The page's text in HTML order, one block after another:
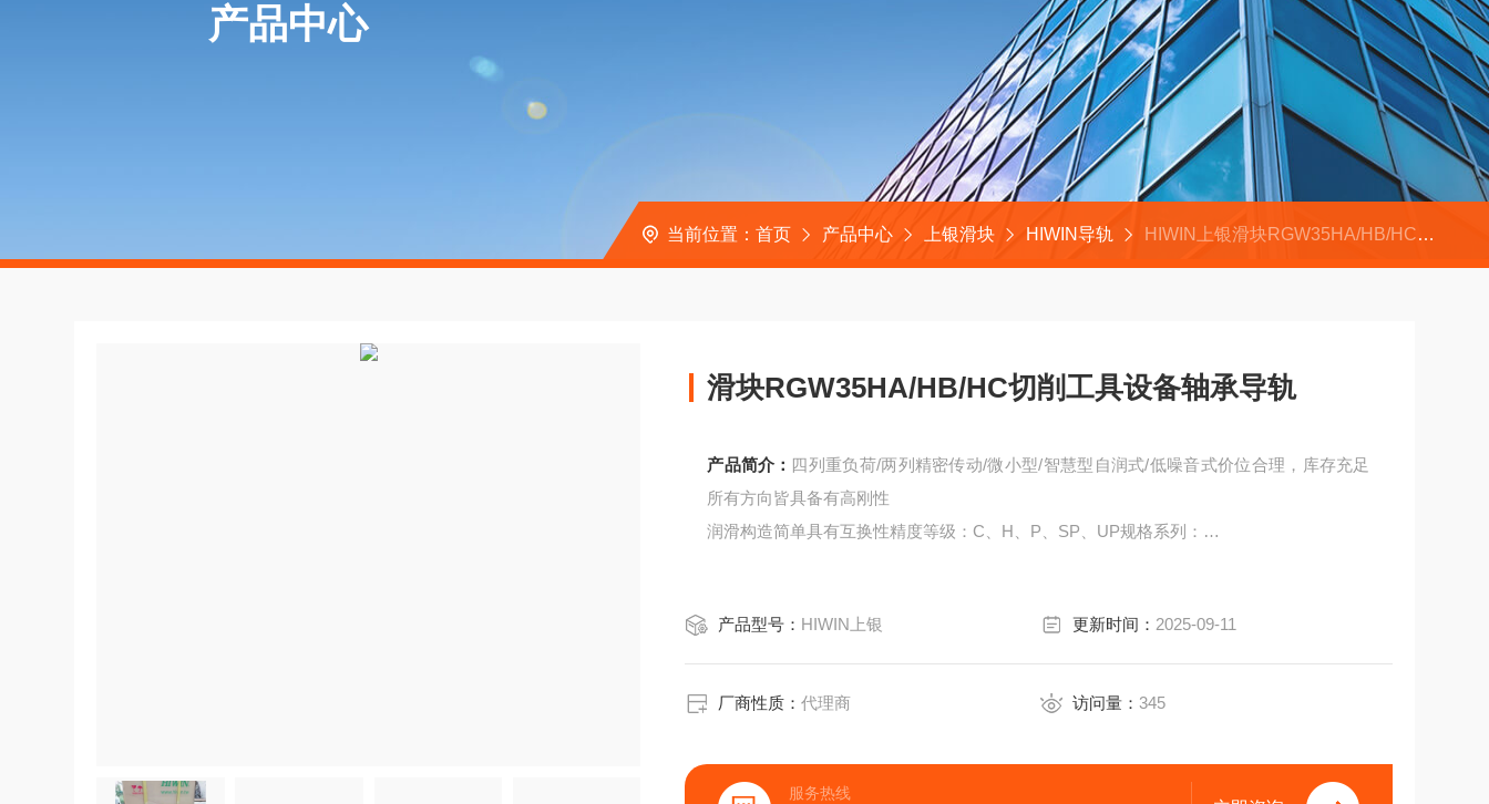
产品中心
当前位置： 首页 产品中心 上银滑块 HIWIN导轨 HIWIN上银滑块RGW35HA/HB/HC切削工具设备轴承导轨
滑块RGW35HA/HB/HC切削工具设备轴承导轨
产品简介： 四列重负荷/两列精密传动/微小型/智慧型自润式/低噪音式价位合理，库存充足
所有方向皆具备有高刚性
润滑构造简单具有互换性精度等级：C、H、P、SP、UP规格系列：
产品型号： HIWIN上银 更新时间： 2025-09-11
厂商性质：代理商 访问量： 345
服务热线